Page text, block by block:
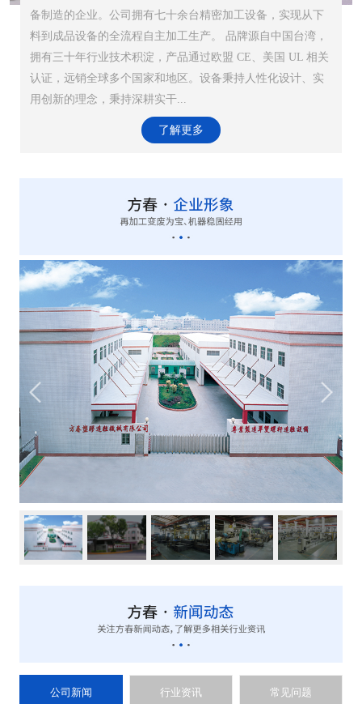
备制造的企业。公司拥有七十余台精密加工设备，实现从下
料到成品设备的全流程自主加工生产。 品牌源自中国台湾，
拥有三十年行业技术积淀，产品通过欧盟 CE、美国 UL 相关
认证，远销全球多个国家和地区。设备秉持人性化设计、实
用创新的理念，秉持深耕实干...
了解更多
公司新闻 行业资讯 常见问题